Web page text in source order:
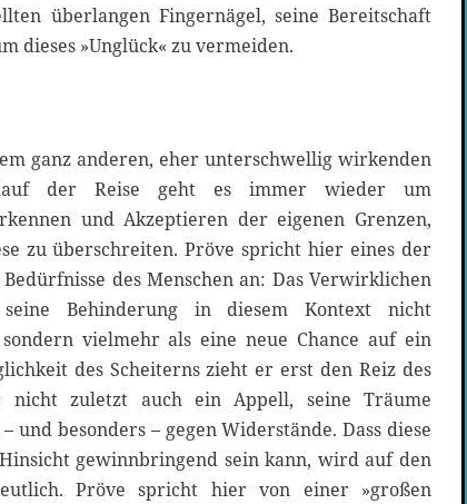
überlangen Fingernägel, seine Bereitschaft
dieses »Unglück« zu vermeiden.
ganz anderen, eher unterschwellig wirkenden
der Reise geht es immer wieder um
und Akzeptieren der eigenen Grenzen,
zu überschreiten. Pröve spricht hier eines der
des Menschen an: Das Verwirklichen
Behinderung in diesem Kontext nicht
vielmehr als eine neue Chance auf ein
des Scheiterns zieht er erst den Reiz des
nicht zuletzt auch ein Appell, seine Träume
und besonders – gegen Widerstände. Dass diese
gewinnbringend sein kann, wird auf den
Pröve spricht hier von einer »großen